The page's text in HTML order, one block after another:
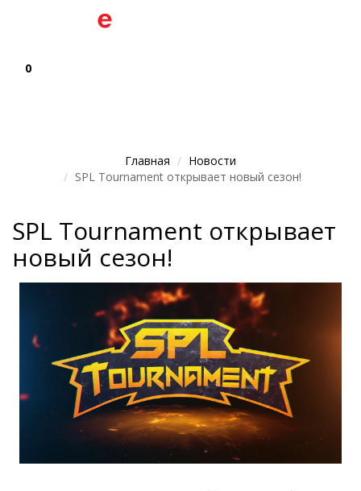
0
Главная
Новости
SPL Tournament открывает новый сезон!
SPL Tournament открывает
новый сезон!